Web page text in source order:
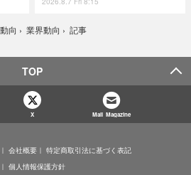
向 › 業界動向 › 記事
TOP
X Mail Magazine
会社概要
特定商取引法に基づく表記
個人情報保護方針